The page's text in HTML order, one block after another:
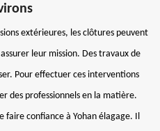
extérieures, les clôtures peuvent
leur mission. Des travaux de
Pour effectuer ces interventions
des professionnels en la matière.
faire confiance à Yohan élagage. Il